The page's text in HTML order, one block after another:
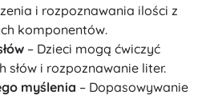
i rozpoznawania ilości z
komponentów.
– Dzieci mogą ćwiczyć
słów i rozpoznawanie liter.
myślenia – Dopasowywanie